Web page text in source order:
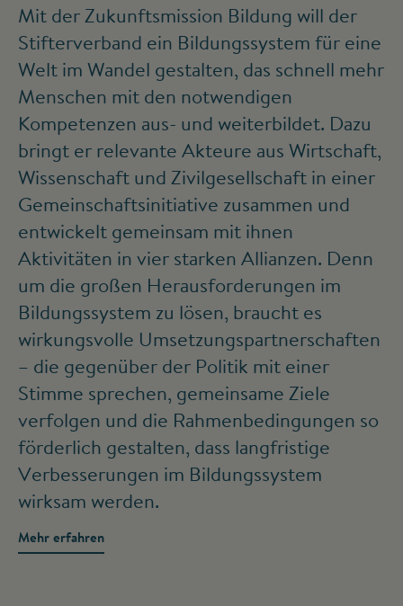
Mit der Zukunftsmission Bildung will der
Stifterverband ein Bildungssystem für eine
Welt im Wandel gestalten, das schnell mehr
Menschen mit den notwendigen
Kompetenzen aus- und weiterbildet. Dazu
bringt er relevante Akteure aus Wirtschaft,
Wissenschaft und Zivilgesellschaft in einer
Gemeinschaftsinitiative zusammen und
entwickelt gemeinsam mit ihnen
Aktivitäten in vier starken Allianzen. Denn
um die großen Herausforderungen im
Bildungssystem zu lösen, braucht es
wirkungsvolle Umsetzungspartnerschaften
– die gegenüber der Politik mit einer
Stimme sprechen, gemeinsame Ziele
verfolgen und die Rahmenbedingungen so
förderlich gestalten, dass langfristige
Verbesserungen im Bildungssystem
wirksam werden.
Mehr erfahren